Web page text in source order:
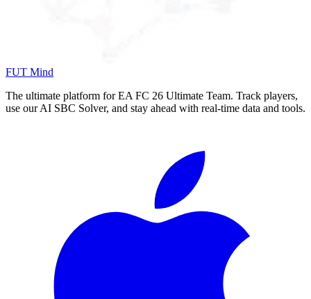
FUT Mind
The ultimate platform for EA FC 26 Ultimate Team. Track players,
use our AI SBC Solver, and stay ahead with real-time data and tools.